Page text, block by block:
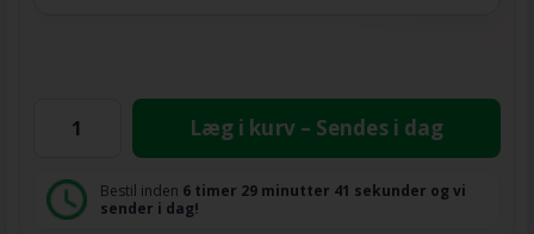
Læg i kurv – Sendes i dag
Bestil inden 6 timer 29 minutter 41 sekunder og vi
sender i dag!